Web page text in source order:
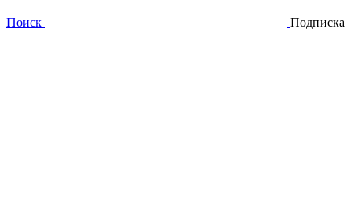
Поиск Подписка